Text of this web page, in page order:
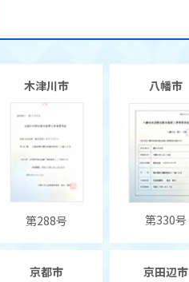
木津川市
第288号
八幡市
第330号
京都市 京田辺市